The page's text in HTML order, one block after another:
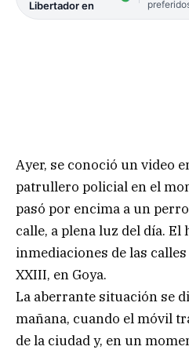
Libertador en
Ayer, se conoció un video
patrullero policial en el
pasó por encima a un
calle, a plena luz del día.
inmediaciones de las
XXIII, en Goya.
La aberrante situación se
mañana, cuando el móvil
de la ciudad y, en un